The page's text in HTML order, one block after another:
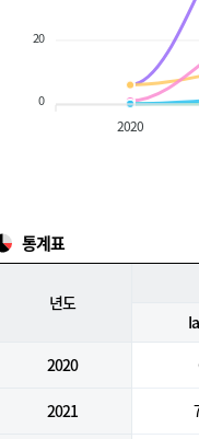
20
0
2020
통계표
년도
2020
2021